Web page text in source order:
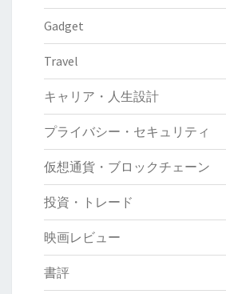
Gadget
Travel
キャリア・人生設計
プライバシー・セキュリティ
仮想通貨・ブロックチェーン
投資・トレード
映画レビュー
書評